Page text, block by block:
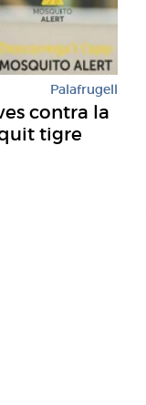
Palafrugell
contra la
tigre